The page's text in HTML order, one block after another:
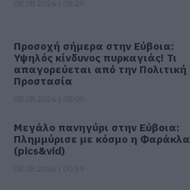
Προσοχή σήμερα στην Εύβοια:
Υψηλός κίνδυνος πυρκαγιάς! Τι
απαγορεύεται από την Πολιτική
Προστασία
Μεγάλο πανηγύρι στην Εύβοια:
Πλημμύρισε με κόσμο η Φαράκλα
(pics&vid)